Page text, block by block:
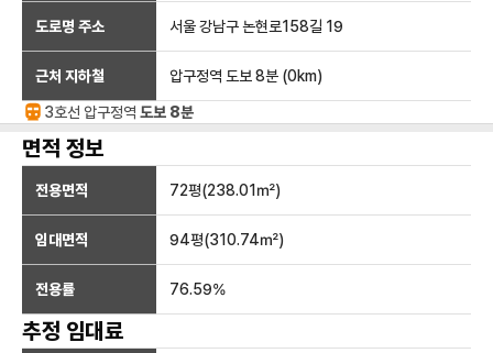
도로명 주소 서울 강남구 논현로158길 19
근처 지하철 압구정역 도보 8분 (0km)
3호선 압구정역 도보 8분
면적 정보
전용면적 72평(238.01㎡)
임대면적 94평(310.74㎡)
전용률 76.59%
추정 임대료